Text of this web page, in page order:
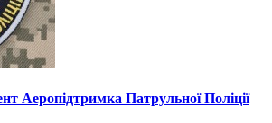
Аеропідтримка Патрульної Поліції